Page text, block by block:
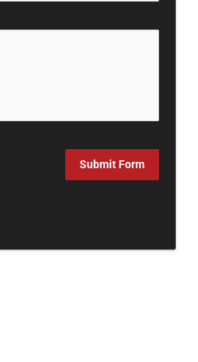
Submit Form